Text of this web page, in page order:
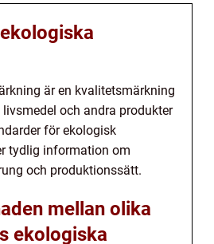
är en kvalitetsmärkning
och andra produkter
för ekologisk
tydlig information om
och produktionssätt.
mellan olika
ekologiska